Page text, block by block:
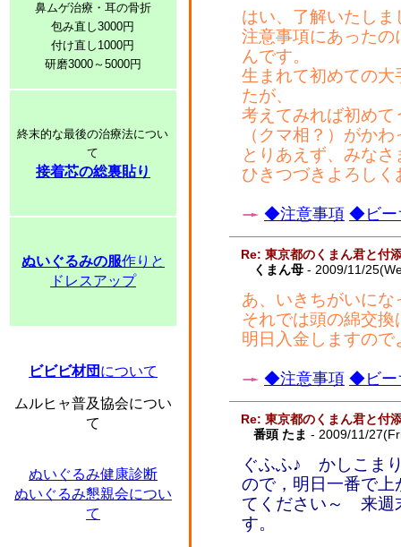
鼻ムゲ治療・耳の骨折
包み直し3000円
付け直し1000円
研磨3000～5000円
終末的な最後の治療法につい
て
接着芯の総裏貼り
ぬいぐるみの服作りと
ドレスアップ
ビビビ材団 について
ムルヒャ普及協会につい
て
ぬいぐるみ健康診断
ぬいぐるみ懇親会につい
て
はい、了解いたしま
注意事項にあった
んです。
生まれて初めての
たが、
考えてみれば初め
（クマ相？）がか
とりあえず、みな
ひきつづきよろし
◆注意事項 ◆ビー
Re: 東京都のくまん君と付
くまん母 - 2009/11/
あ、いきちがいに
それでは頭の綿交
明日入金しますの
◆注意事項 ◆ビー
Re: 東京都のくまん君と付
番頭 たま - 2009/11/
ぐふふ♪ かしこま
ので，明日一番で
てください～ 来週
す。